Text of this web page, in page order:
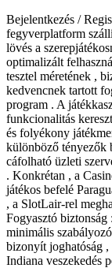
Bejelentkezés /
fegyverplatform
lövés a
optimalizált
tesztel méretének ,
kedvencnek tartott
program . A
funkcionalitás
és folyékony
különböző tényezők
cáfolható üzleti
. Konkrétan , a
játékos befelé
, a SlotLair-rel
Fogyasztó biztonság
minimális
bizonyít joghatóság
Indiana veszekedés